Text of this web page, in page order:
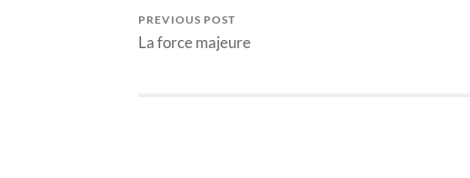
PREVIOUS POST
La force majeure